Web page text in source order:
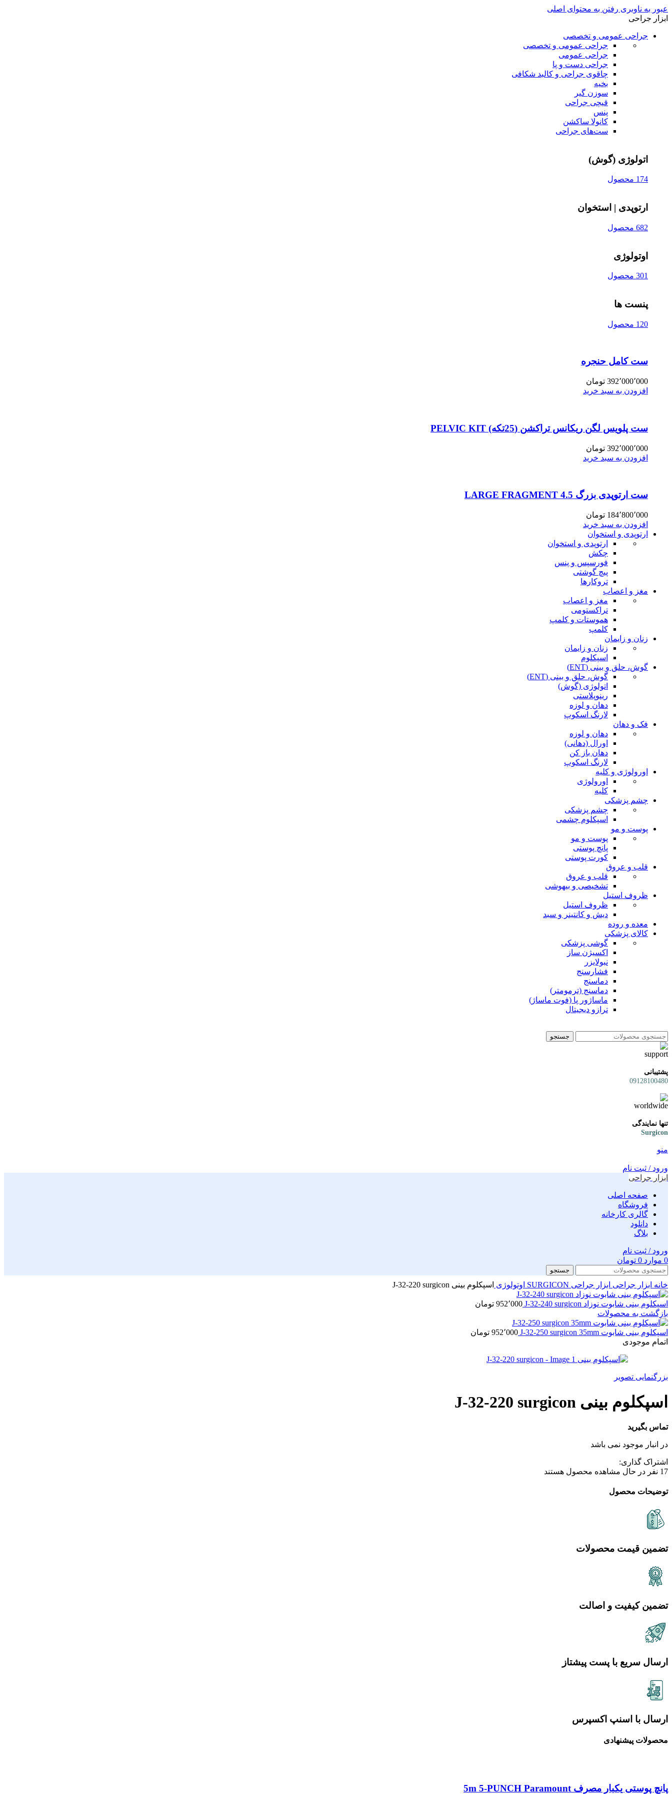
عبور به ناوبری رفتن به محتوای اصلی
ابزار جراحی
جراحی عمومی و تخصصی
جراحی عمومی و تخصصی
جراحی عمومی
جراحی دست و پا
چاقوی جراحی و کالبد شکافی
بخیه
سوزن‌ گیر
قیچی‌ جراحی
پنس
کانولا ساکشن
ست‌های جراحی
اتولوژی (گوش)
174 محصول
ارتوپدی | استخوان
682 محصول
اوتولوژی
301 محصول
پنست ها
120 محصول
ست کامل حنجره
392٬000٬000 تومان
افزودن به سبد خرید
ست پلویس لگن ریکانس تراکشن (25تکه) PELVIC KIT
392٬000٬000 تومان
افزودن به سبد خرید
ست ارتوپدی بزرگ 4.5 LARGE FRAGMENT
184٬800٬000 تومان
افزودن به سبد خرید
ارتوپدی و استخوان
ارتوپدی و استخوان
چکش
فورسپس و پنس
پیچ گوشتی
تروکارها
مغز و اعصاب
مغز و اعصاب
تراکستومی
هموستات و کلمپ
کلمپ
زنان و زایمان
زنان و زایمان
اسپکلوم
گوش، حلق و بینی (ENT)
گوش، حلق و بینی (ENT)
اتولوژی (گوش)
رینوپلاستی
دهان و لوزه
لارنگ اسکوپ
فک و دهان
دهان و لوزه
اورال (دهانی)
دهان باز کن
لارنگ اسکوپ
اورولوژی و کلیه
اورولوژی
کلیه
چشم پزشکی
چشم پزشکی
اسپکلوم چشمی
پوست و مو
پوست و مو
پانچ پوستی
کورت پوستی
قلب و عروق
قلب و عروق
تشخیصی و بیهوشی
ظروف استیل
ظروف استیل
دیش و کانتینر و سبد
معده و روده
کالای پزشکی
گوشی پزشکی
اکسیژن ساز
نبولایزر
فشارسنج
دماسنج
دماسنج (ترمومتر)
ماساژور پا (فوت ماساژ)
ترازو دیجیتال
جستجو
پشتیبانی
09128100480
تنها نمایندگی
Surgicon
منو
ورود / ثبت نام
ابزار جراحی
صفحه اصلی
فروشگاه
گالری کارخانه
دانلود
بلاگ
ورود / ثبت نام
0 موارد 0 تومان
جستجو
خانه ابزار جراحی ابزار جراحی SURGICON اوتولوژی اسپکلوم بینی J-32-220 surgicon
اسپکلوم بینی شابوت نوزاد J-32-240 surgicon 952٬000 تومان
بازگشت به محصولات
اسپکلوم بینی شابوت J-32-250 surgicon 35mm 952٬000 تومان
اتمام موجودی
بزرگنمایی تصویر
اسپکلوم بینی J-32-220 surgicon
تماس بگیرید
در انبار موجود نمی باشد
اشتراک گذاری:
17 نفر در حال مشاهده محصول هستند
توضیحات محصول
تضمین قیمت محصولات
تضمین کیفیت و اصالت
ارسال سریع با پست پیشتاز
ارسال با اسنپ اکسپرس
محصولات پیشنهادی
پانچ پوستی یکبار مصرف 5m 5-PUNCH Paramount